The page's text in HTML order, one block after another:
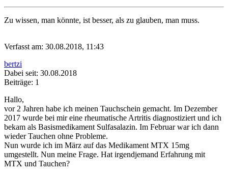
Zu wissen, man könnte, ist besser, als zu glauben, man muss.
Verfasst am: 30.08.2018, 11:43
bertzi
Dabei seit: 30.08.2018
Beiträge: 1
Hallo,
vor 2 Jahren habe ich meinen Tauchschein gemacht. Im Dezember
2017 wurde bei mir eine rheumatische Artritis diagnostiziert und ich
bekam als Basismedikament Sulfasalazin. Im Februar war ich dann
wieder Tauchen ohne Probleme.
Nun wurde ich im März auf das Medikament MTX 15mg
umgestellt. Nun meine Frage. Hat irgendjemand Erfahrung mit
MTX und Tauchen?